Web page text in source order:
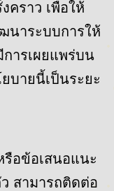
คราว เพื่อให้
นาระบบการให้
ารเผยแพร่บน
บายนี้เป็นระยะ
อข้อเสนอแนะ
สามารถติดต่อ